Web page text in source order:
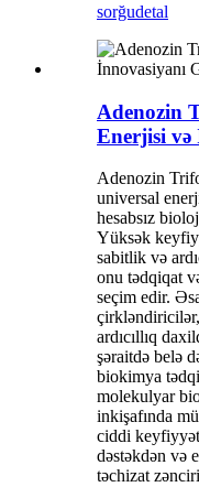
sorğudetal
Adenozin
Enerjisi və
Adenozin
universal enerji
hesabsız
Yüksək
sabitlik və
onu tədqiqat
seçim edir.
ardıcıllıq
şəraitdə belə
biokimya
molekulyar
inkişafında
ciddi
dəstəkdən və
təchizat